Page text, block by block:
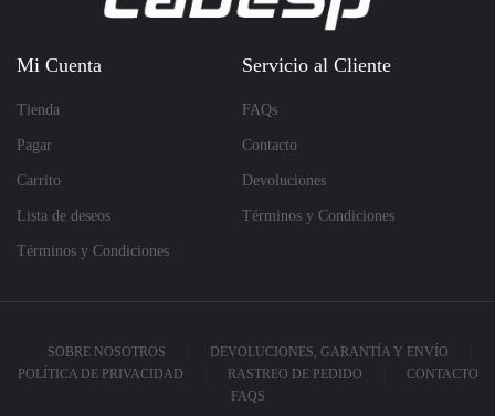
Mi Cuenta
Tienda
Pagar
Carrito
Lista de deseos
Términos y Condiciones
Servicio al Cliente
FAQs
Contacto
Devoluciones
Términos y Condiciones
SOBRE NOSOTROS
DEVOLUCIONES, GARANTÍA Y ENVÍO
POLÍTICA DE PRIVACIDAD
RASTREO DE PEDIDO
CONTACTO
FAQS